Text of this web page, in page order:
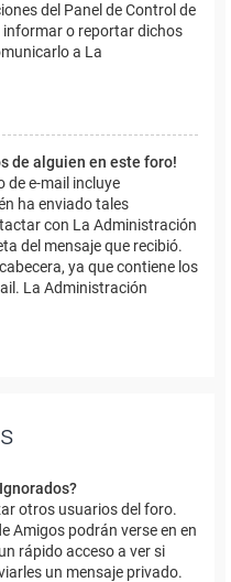
del Panel de Control de
informar o reportar dichos
a La
de alguien en este foro!
de e-mail incluye
ha enviado tales
con La Administración
del mensaje que recibió.
ya que contiene los
La Administración
otros usuarios del foro.
Amigos podrán verse en en
rápido acceso a ver si
un mensaje privado.